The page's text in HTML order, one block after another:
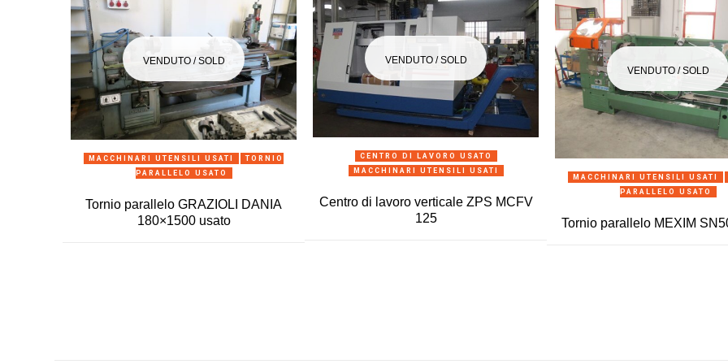
VENDUTO / SOLD
ANTEPRIMA
MACCHINARI UTENSILI USATI
TORNIO
PARALLELO USATO
Tornio parallelo GRAZIOLI DANIA
180×1500 usato
VENDUTO / SOLD
ANTEPRIMA
CENTRO DI LAVORO USATO
MACCHINARI UTENSILI USATI
Centro di lavoro verticale ZPS MCFV
125
VENDUTO / SOLD
ANTEPRIMA
MACCHINARI UTENSILI USATI
PARALLELO USATO
Tornio parallelo MEXIM